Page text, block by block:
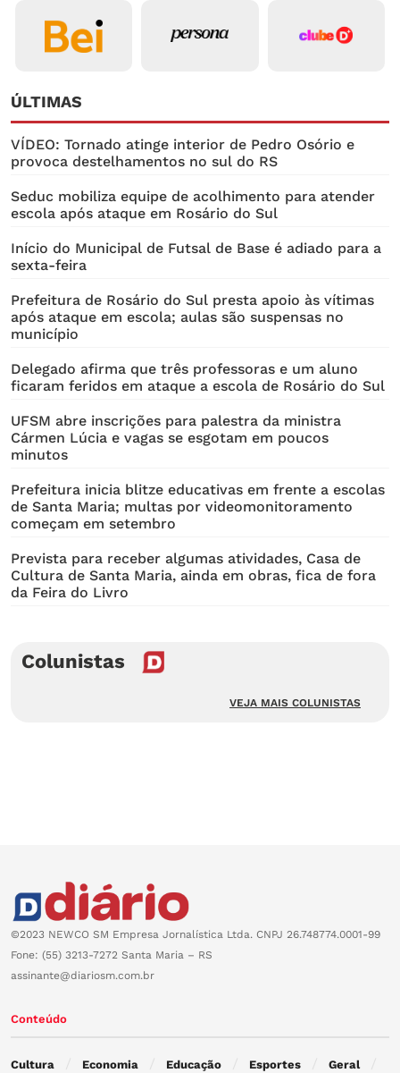
ÚLTIMAS
VÍDEO: Tornado atinge interior de Pedro Osório e
provoca destelhamentos no sul do RS
Seduc mobiliza equipe de acolhimento para atender
escola após ataque em Rosário do Sul
Início do Municipal de Futsal de Base é adiado para a
sexta-feira
Prefeitura de Rosário do Sul presta apoio às vítimas
após ataque em escola; aulas são suspensas no
município
Delegado afirma que três professoras e um aluno
ficaram feridos em ataque a escola de Rosário do Sul
UFSM abre inscrições para palestra da ministra
Cármen Lúcia e vagas se esgotam em poucos
minutos
Prefeitura inicia blitze educativas em frente a escolas
de Santa Maria; multas por videomonitoramento
começam em setembro
Prevista para receber algumas atividades, Casa de
Cultura de Santa Maria, ainda em obras, fica de fora
da Feira do Livro
Colunistas
VEJA MAIS COLUNISTAS
©2023 NEWCO SM Empresa Jornalística Ltda. CNPJ 26.748774.0001-99
Fone: (55) 3213-7272 Santa Maria – RS
assinante@diariosm.com.br
Conteúdo
Cultura Economia Educação Esportes Geral